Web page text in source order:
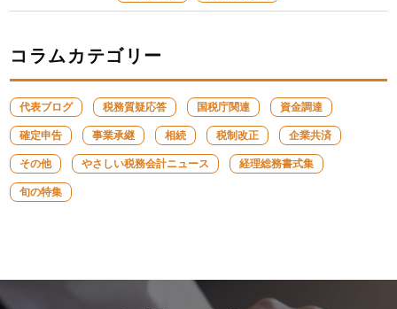
コラムカテゴリー
代表ブログ 税務質疑応答 国税庁関連 資金調達
確定申告 事業承継 相続 税制改正 企業共済
その他 やさしい税務会計ニュース 経理総務書式集
旬の特集